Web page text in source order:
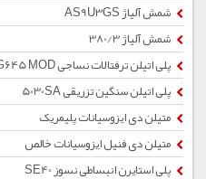
شمش آلیاژ AS9U3GS
شمش آلیاژ 380/3
پلی اتیلن ترفتالات نساجی TG645 MOD
پلی اتیلن سنگین تزریقی 5030SA
متیلن دی ایزوسیانات پلیمریک
متیلن دی فنیل ایزوسیانات خالص
پلی استایرن انبساطی نسوز SE40